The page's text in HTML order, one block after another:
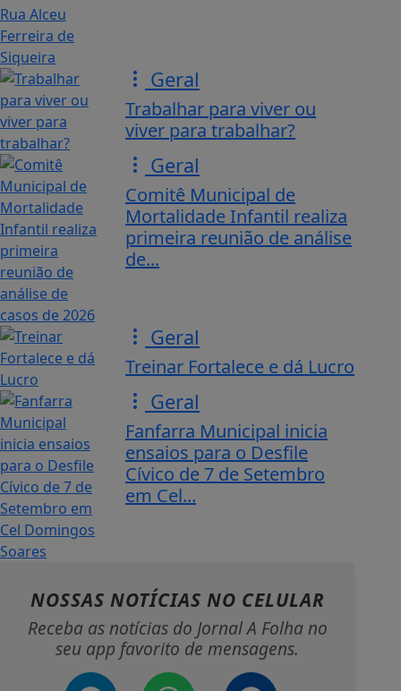
Geral
Trabalhar para viver ou
viver para trabalhar?
Geral
Comitê Municipal de
Mortalidade Infantil realiza
primeira reunião de análise
de...
Geral
Treinar Fortalece e dá Lucro
Geral
Fanfarra Municipal inicia
ensaios para o Desfile
Cívico de 7 de Setembro
em Cel...
NOSSAS NOTÍCIAS NO CELULAR
Receba as notícias do Jornal A Folha no
seu app favorito de mensagens.